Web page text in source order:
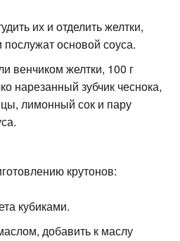
их и отделить желтки,
основой соуса.
венчиком желтки, 100 г
нарезанный зубчик чеснока,
лимонный сок и пару
крутонов:
кубиками.
добавить к маслу